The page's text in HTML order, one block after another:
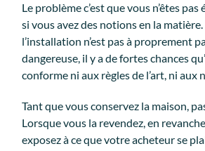
Le problème c’est que vous n’êtes
si vous avez des notions en la
l’installation n’est pas à proprement
dangereuse, il y a de fortes chances
conforme ni aux règles de l’art, ni aux
Tant que vous conservez la maison,
Lorsque vous la revendez, en
exposez à ce que votre acheteur se